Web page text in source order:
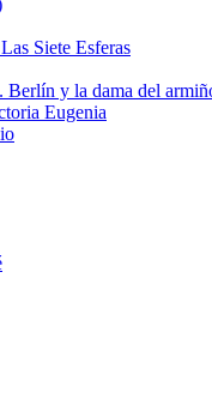
Siete Esferas
Berlín y la dama del
Eugenia